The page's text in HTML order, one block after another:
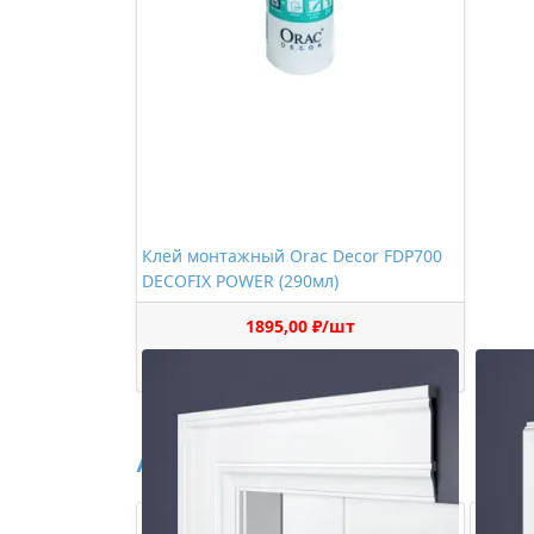
Клей монтажный Orac Decor FDP700
DECOFIX POWER (290мл)
1895,00 ₽/шт
Аналоги